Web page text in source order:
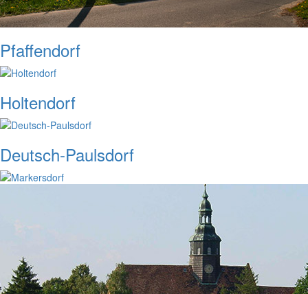
Pfaffendorf
Holtendorf
Deutsch-Paulsdorf